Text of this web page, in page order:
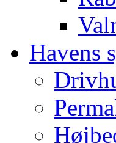
Havens